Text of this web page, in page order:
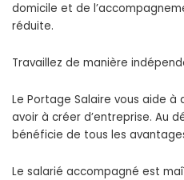
domicile et de
réduite.
Travaillez de manière
Le Portage Salaire vous aide
avoir à créer d’entreprise. Au
bénéficie de tous les
Le salarié accompagné est